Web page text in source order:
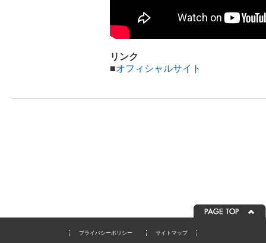
リンク
■オフィシャルサイト
プライバシーポリシー サイトマップ